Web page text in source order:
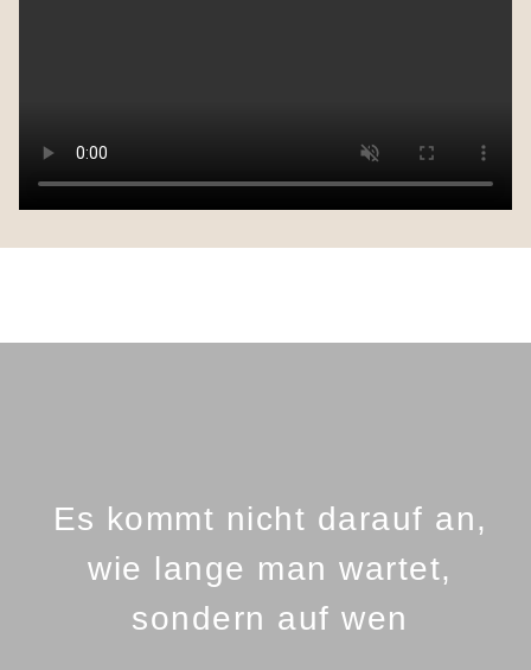
Es kommt nicht darauf an,
wie lange man wartet,
sondern auf wen